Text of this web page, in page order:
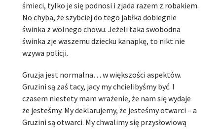
śmieci, tylko je się podnosi i zjada razem z robakiem.
No chyba, że szybciej do tego jabłka dobiegnie
świnka z wolnego chowu. Jeżeli taka swobodna
świnka zje waszemu dziecku kanapkę, to nikt nie
wzywa policji.
Gruzja jest normalna… w większości aspektów.
Gruzini są zaś tacy, jacy my chcielibyśmy być. I
czasem niestety mam wrażenie, że nam się wydaje
że jesteśmy. My deklarujemy, że jesteśmy otwarci – a
Gruzini są otwarci. My chwalimy się przysłowiową